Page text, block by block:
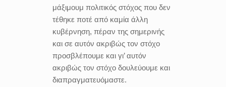
μάξιμουμ πολιτικός στόχος που δεν
τέθηκε ποτέ από καμία άλλη
κυβέρνηση, πέραν της σημερινής
και σε αυτόν ακριβώς τον στόχο
προσβλέπουμε και γι’ αυτόν
ακριβώς τον στόχο δουλεύουμε και
διαπραγματευόμαστε.